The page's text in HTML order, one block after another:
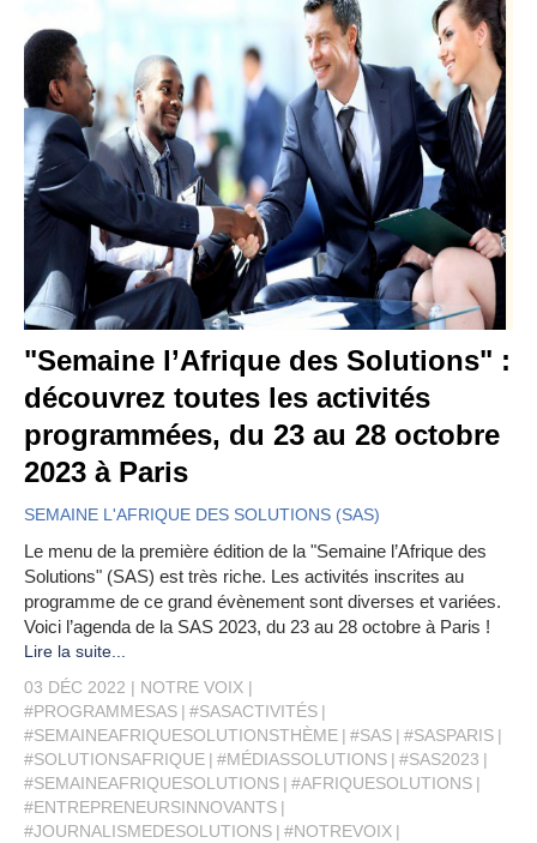
"Semaine l’Afrique des Solutions" :
découvrez toutes les activités
programmées, du 23 au 28 octobre
2023 à Paris
SEMAINE L'AFRIQUE DES SOLUTIONS (SAS)
Le menu de la première édition de la "Semaine l’Afrique des
Solutions" (SAS) est très riche. Les activités inscrites au
programme de ce grand évènement sont diverses et variées.
Voici l’agenda de la SAS 2023, du 23 au 28 octobre à Paris !
Lire la suite...
03 DÉC 2022
NOTRE VOIX
#PROGRAMMESAS
#SASACTIVITÉS
#SEMAINEAFRIQUESOLUTIONSTHÈME
#SAS
#SASPARIS
#SOLUTIONSAFRIQUE
#MÉDIASSOLUTIONS
#SAS2023
#SEMAINEAFRIQUESOLUTIONS
#AFRIQUESOLUTIONS
#ENTREPRENEURSINNOVANTS
#JOURNALISMEDESOLUTIONS
#NOTREVOIX